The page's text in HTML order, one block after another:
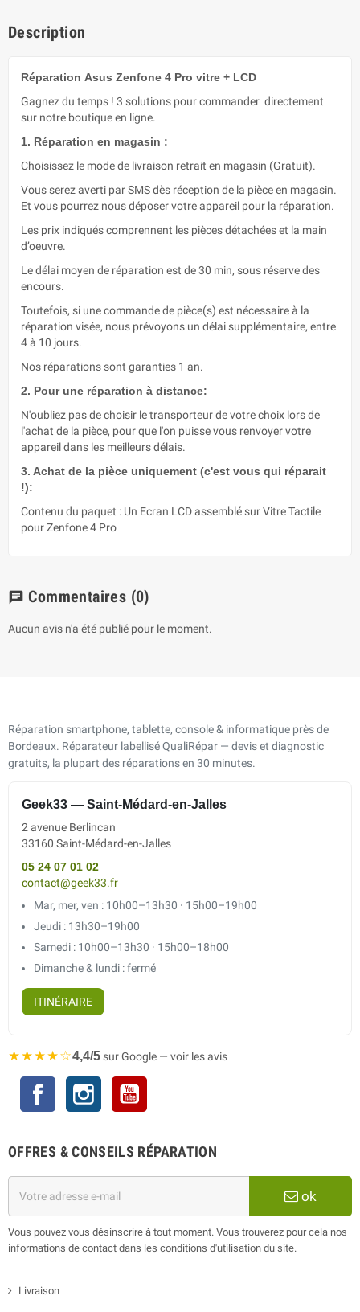
Description
Réparation Asus Zenfone 4 Pro vitre + LCD
Gagnez du temps ! 3 solutions pour commander directement
sur notre boutique en ligne.
1. Réparation en magasin :
Choisissez le mode de livraison retrait en magasin (Gratuit).
Vous serez averti par SMS dès réception de la pièce en magasin.
Et vous pourrez nous déposer votre appareil pour la réparation.
Les prix indiqués comprennent les pièces détachées et la main
d’oeuvre.
Le délai moyen de réparation est de 30 min, sous réserve des
encours.
Toutefois, si une commande de pièce(s) est nécessaire à la
réparation visée, nous prévoyons un délai supplémentaire, entre
4 à 10 jours.
Nos réparations sont garanties 1 an.
2. Pour une réparation à distance:
N'oubliez pas de choisir le transporteur de votre choix lors de
l'achat de la pièce, pour que l'on puisse vous renvoyer votre
appareil dans les meilleurs délais.
3. Achat de la pièce uniquement (c'est vous qui réparait
!):
Contenu du paquet : Un Ecran LCD assemblé sur Vitre Tactile
pour Zenfone 4 Pro
chat Commentaires (0)
Aucun avis n'a été publié pour le moment.
Réparation smartphone, tablette, console & informatique près de
Bordeaux. Réparateur labellisé QualiRépar — devis et diagnostic
gratuits, la plupart des réparations en 30 minutes.
Geek33 — Saint-Médard-en-Jalles
2 avenue Berlincan
33160 Saint-Médard-en-Jalles
05 24 07 01 02
contact@geek33.fr
Mar, mer, ven : 10h00–13h30 · 15h00–19h00
Jeudi : 13h30–19h00
Samedi : 10h00–13h30 · 15h00–18h00
Dimanche & lundi : fermé
ITINÉRAIRE
★★★★☆4,4/5sur Google — voir les avis
Facebook Instagram
OFFRES & CONSEILS RÉPARATION
ok
Vous pouvez vous désinscrire à tout moment. Vous trouverez pour cela nos
informations de contact dans les conditions d'utilisation du site.
Livraison